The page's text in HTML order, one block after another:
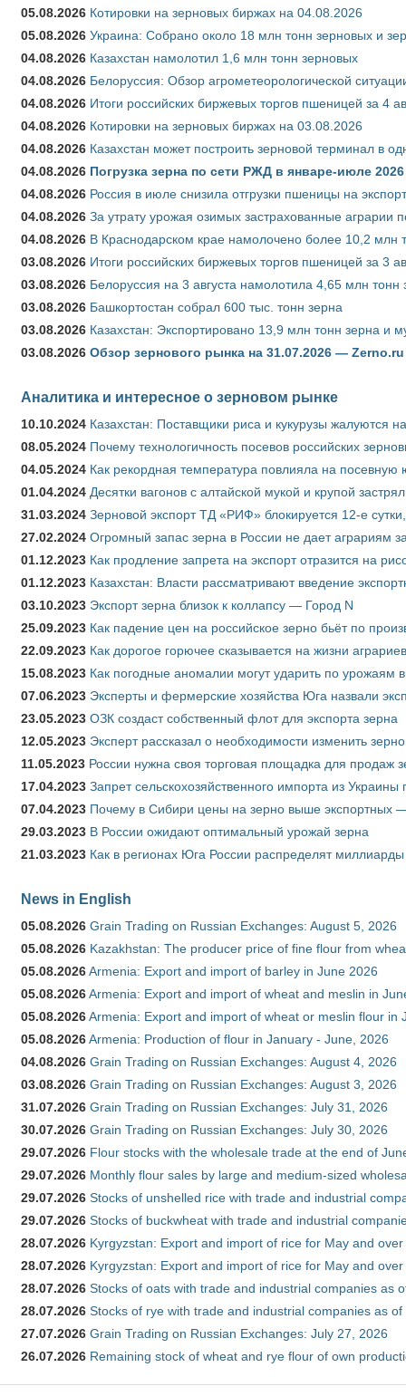
05.08.2026 Котировки на зерновых биржах на 04.08.2026
05.08.2026 Украина: Собрано около 18 млн тонн зерновых и
04.08.2026 Казахстан намолотил 1,6 млн тонн зерновых
04.08.2026 Белоруссия: Обзор агрометеорологической
04.08.2026 Итоги российских биржевых торгов пшеницей за 4
04.08.2026 Котировки на зерновых биржах на 03.08.2026
04.08.2026 Казахстан может построить зерновой терминал в
04.08.2026 Погрузка зерна по сети РЖД в январе-июле
04.08.2026 Россия в июле снизила отгрузки пшеницы на
04.08.2026 За утрату урожая озимых застрахованные аграрии
04.08.2026 В Краснодарском крае намолочено более 10,2 млн
03.08.2026 Итоги российских биржевых торгов пшеницей за 3
03.08.2026 Белоруссия на 3 августа намолотила 4,65 млн тонн
03.08.2026 Башкортостан собрал 600 тыс. тонн зерна
03.08.2026 Казахстан: Экспортировано 13,9 млн тонн зерна и
03.08.2026 Обзор зернового рынка на 31.07.2026 — Zerno.ru
Аналитика и интересное о зерновом рынке
10.10.2024 Казахстан: Поставщики риса и кукурузы жалуются
08.05.2024 Почему технологичность посевов российских
04.05.2024 Как рекордная температура повлияла на
01.04.2024 Десятки вагонов с алтайской мукой и крупой
31.03.2024 Зерновой экспорт ТД «РИФ» блокируется 12-е
27.02.2024 Огромный запас зерна в России не дает аграриям
01.12.2023 Как продление запрета на экспорт отразится на
01.12.2023 Казахстан: Власти рассматривают введение
03.10.2023 Экспорт зерна близок к коллапсу — Город N
25.09.2023 Как падение цен на российское зерно бьёт по
22.09.2023 Как дорогое горючее сказывается на жизни аграриев
15.08.2023 Как погодные аномалии могут ударить по урожаям
07.06.2023 Эксперты и фермерские хозяйства Юга назвали
23.05.2023 ОЗК создаст собственный флот для экспорта зерна
12.05.2023 Эксперт рассказал о необходимости изменить
11.05.2023 России нужна своя торговая площадка для продаж
17.04.2023 Запрет сельскохозяйственного импорта из
07.04.2023 Почему в Сибири цены на зерно выше экспортных
29.03.2023 В России ожидают оптимальный урожай зерна
21.03.2023 Как в регионах Юга России распределят
News in English
05.08.2026 Grain Trading on Russian Exchanges: August 5, 2026
05.08.2026 Kazakhstan: The producer price of fine flour from
05.08.2026Armenia: Export and import of barley in June 2026
05.08.2026Armenia: Export and import of wheat and meslin in
05.08.2026Armenia: Export and import of wheat or meslin flour in
05.08.2026Armenia: Production of flour in January - June, 2026
04.08.2026 Grain Trading on Russian Exchanges: August 4, 2026
03.08.2026 Grain Trading on Russian Exchanges: August 3, 2026
31.07.2026 Grain Trading on Russian Exchanges: July 31, 2026
30.07.2026 Grain Trading on Russian Exchanges: July 30, 2026
29.07.2026 Flour stocks with the wholesale trade at the end of
29.07.2026 Monthly flour sales by large and medium-sized
29.07.2026 Stocks of unshelled rice with trade and industrial
29.07.2026 Stocks of buckwheat with trade and industrial
28.07.2026 Kyrgyzstan: Export and import of rice for May and
28.07.2026 Kyrgyzstan: Export and import of rice for May and
28.07.2026 Stocks of oats with trade and industrial companies as
28.07.2026 Stocks of rye with trade and industrial companies as
27.07.2026 Grain Trading on Russian Exchanges: July 27, 2026
26.07.2026 Remaining stock of wheat and rye flour of own